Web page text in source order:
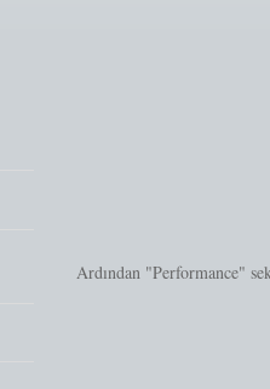
Ardından "Performance"